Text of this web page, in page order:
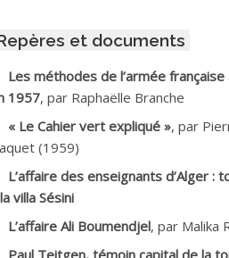
Salah
M.*
Ali
Tahar
et documents
Les méthodes de l’armée française
1957, par Raphaëlle Branche
« Le Cahier vert expliqué », par
(1959)
L’affaire des enseignants d’Alger :
villa Sésini
L’affaire Ali Boumendjel, par Malika
Paul Teitgen, témoin capital de la